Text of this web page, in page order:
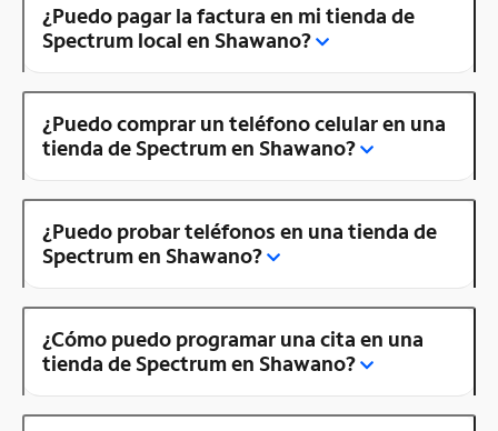
¿Puedo pagar la factura en mi tienda de
Spectrum local en Shawano?
¿Puedo comprar un teléfono celular en una
tienda de Spectrum en Shawano?
¿Puedo probar teléfonos en una tienda de
Spectrum en Shawano?
¿Cómo puedo programar una cita en una
tienda de Spectrum en Shawano?